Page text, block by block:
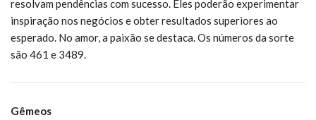
resolvam pendências com sucesso. Eles poderão experimentar
inspiração nos negócios e obter resultados superiores ao
esperado. No amor, a paixão se destaca. Os números da sorte
são 461 e 3489.
Gêmeos